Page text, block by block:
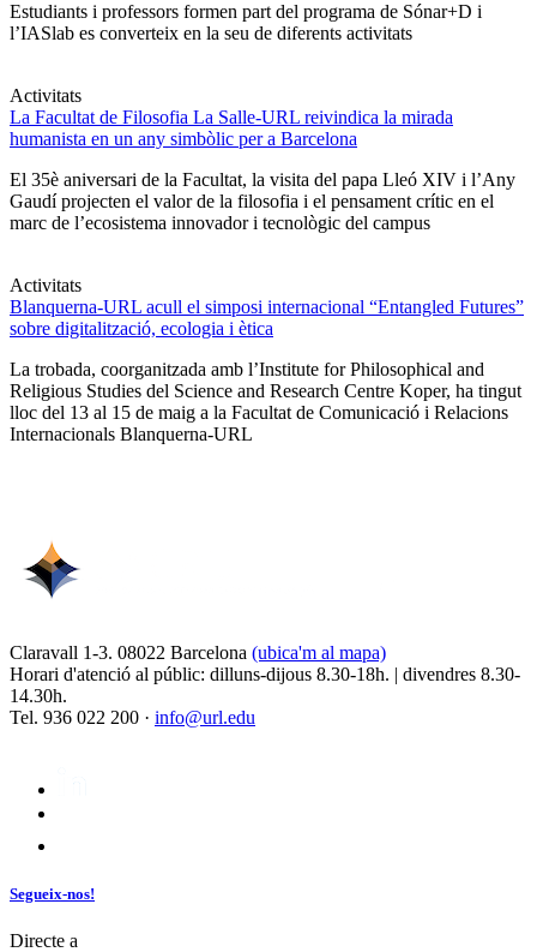
Estudiants i professors formen part del programa de Sónar+D i
l’IASlab es converteix en la seu de diferents activitats
Activitats
La Facultat de Filosofia La Salle-URL reivindica la mirada
humanista en un any simbòlic per a Barcelona
El 35è aniversari de la Facultat, la visita del papa Lleó XIV i l’Any
Gaudí projecten el valor de la filosofia i el pensament crític en el
marc de l’ecosistema innovador i tecnològic del campus
Activitats
Blanquerna-URL acull el simposi internacional “Entangled Futures”
sobre digitalització, ecologia i ètica
La trobada, coorganitzada amb l’Institute for Philosophical and
Religious Studies del Science and Research Centre Koper, ha tingut
lloc del 13 al 15 de maig a la Facultat de Comunicació i Relacions
Internacionals Blanquerna-URL
Claravall 1-3. 08022 Barcelona (ubica'm al mapa)
Horari d'atenció al públic: dilluns-dijous 8.30-18h. | divendres 8.30-
14.30h.
Tel. 936 022 200 · info@url.edu
Segueix-nos!
Directe a